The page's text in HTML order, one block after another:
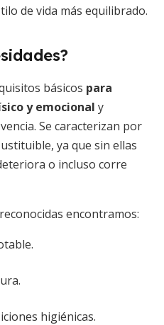
de vida más equilibrado.
básicos para
y emocional y
Se caracterizan por
ya que sin ellas
o incluso corre
encontramos:
higiénicas.